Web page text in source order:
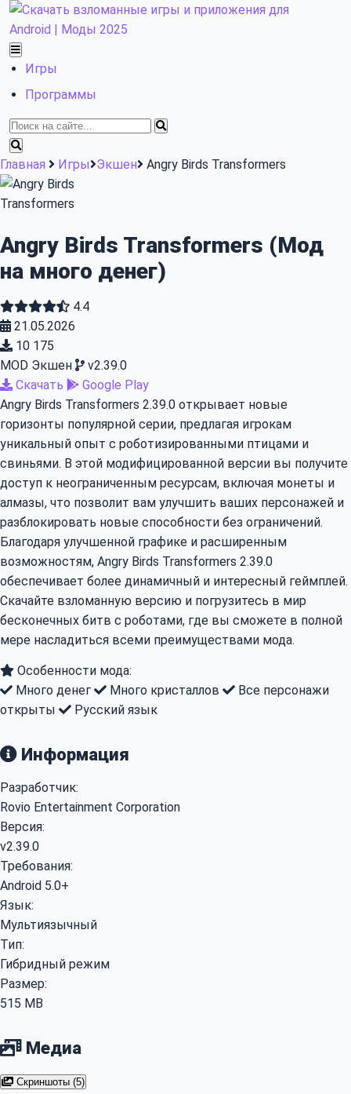
Skip
to
content
Игры
Программы
Найти:
Главная Игры Экшен Angry Birds Transformers
Angry Birds Transformers (Мод
на много денег)
4.4
21.05.2026
10 175
MOD Экшен
v2.39.0
Скачать
Google Play
Angry Birds Transformers 2.39.0 открывает новые
горизонты популярной серии, предлагая игрокам
уникальный опыт с роботизированными птицами и
свиньями. В этой модифицированной версии вы получите
доступ к неограниченным ресурсам, включая монеты и
алмазы, что позволит вам улучшить ваших персонажей и
разблокировать новые способности без ограничений.
Благодаря улучшенной графике и расширенным
возможностям, Angry Birds Transformers 2.39.0
обеспечивает более динамичный и интересный геймплей.
Скачайте взломанную версию и погрузитесь в мир
бесконечных битв с роботами, где вы сможете в полной
мере насладиться всеми преимуществами мода.
Особенности мода:
Много денег
Много кристаллов
Все персонажи
открыты
Русский язык
Информация
Разработчик:
Rovio Entertainment Corporation
Версия:
v2.39.0
Требования:
Android 5.0+
Язык:
Мультиязычный
Тип:
Гибридный режим
Размер:
515 MB
Медиа
Скриншоты (5)